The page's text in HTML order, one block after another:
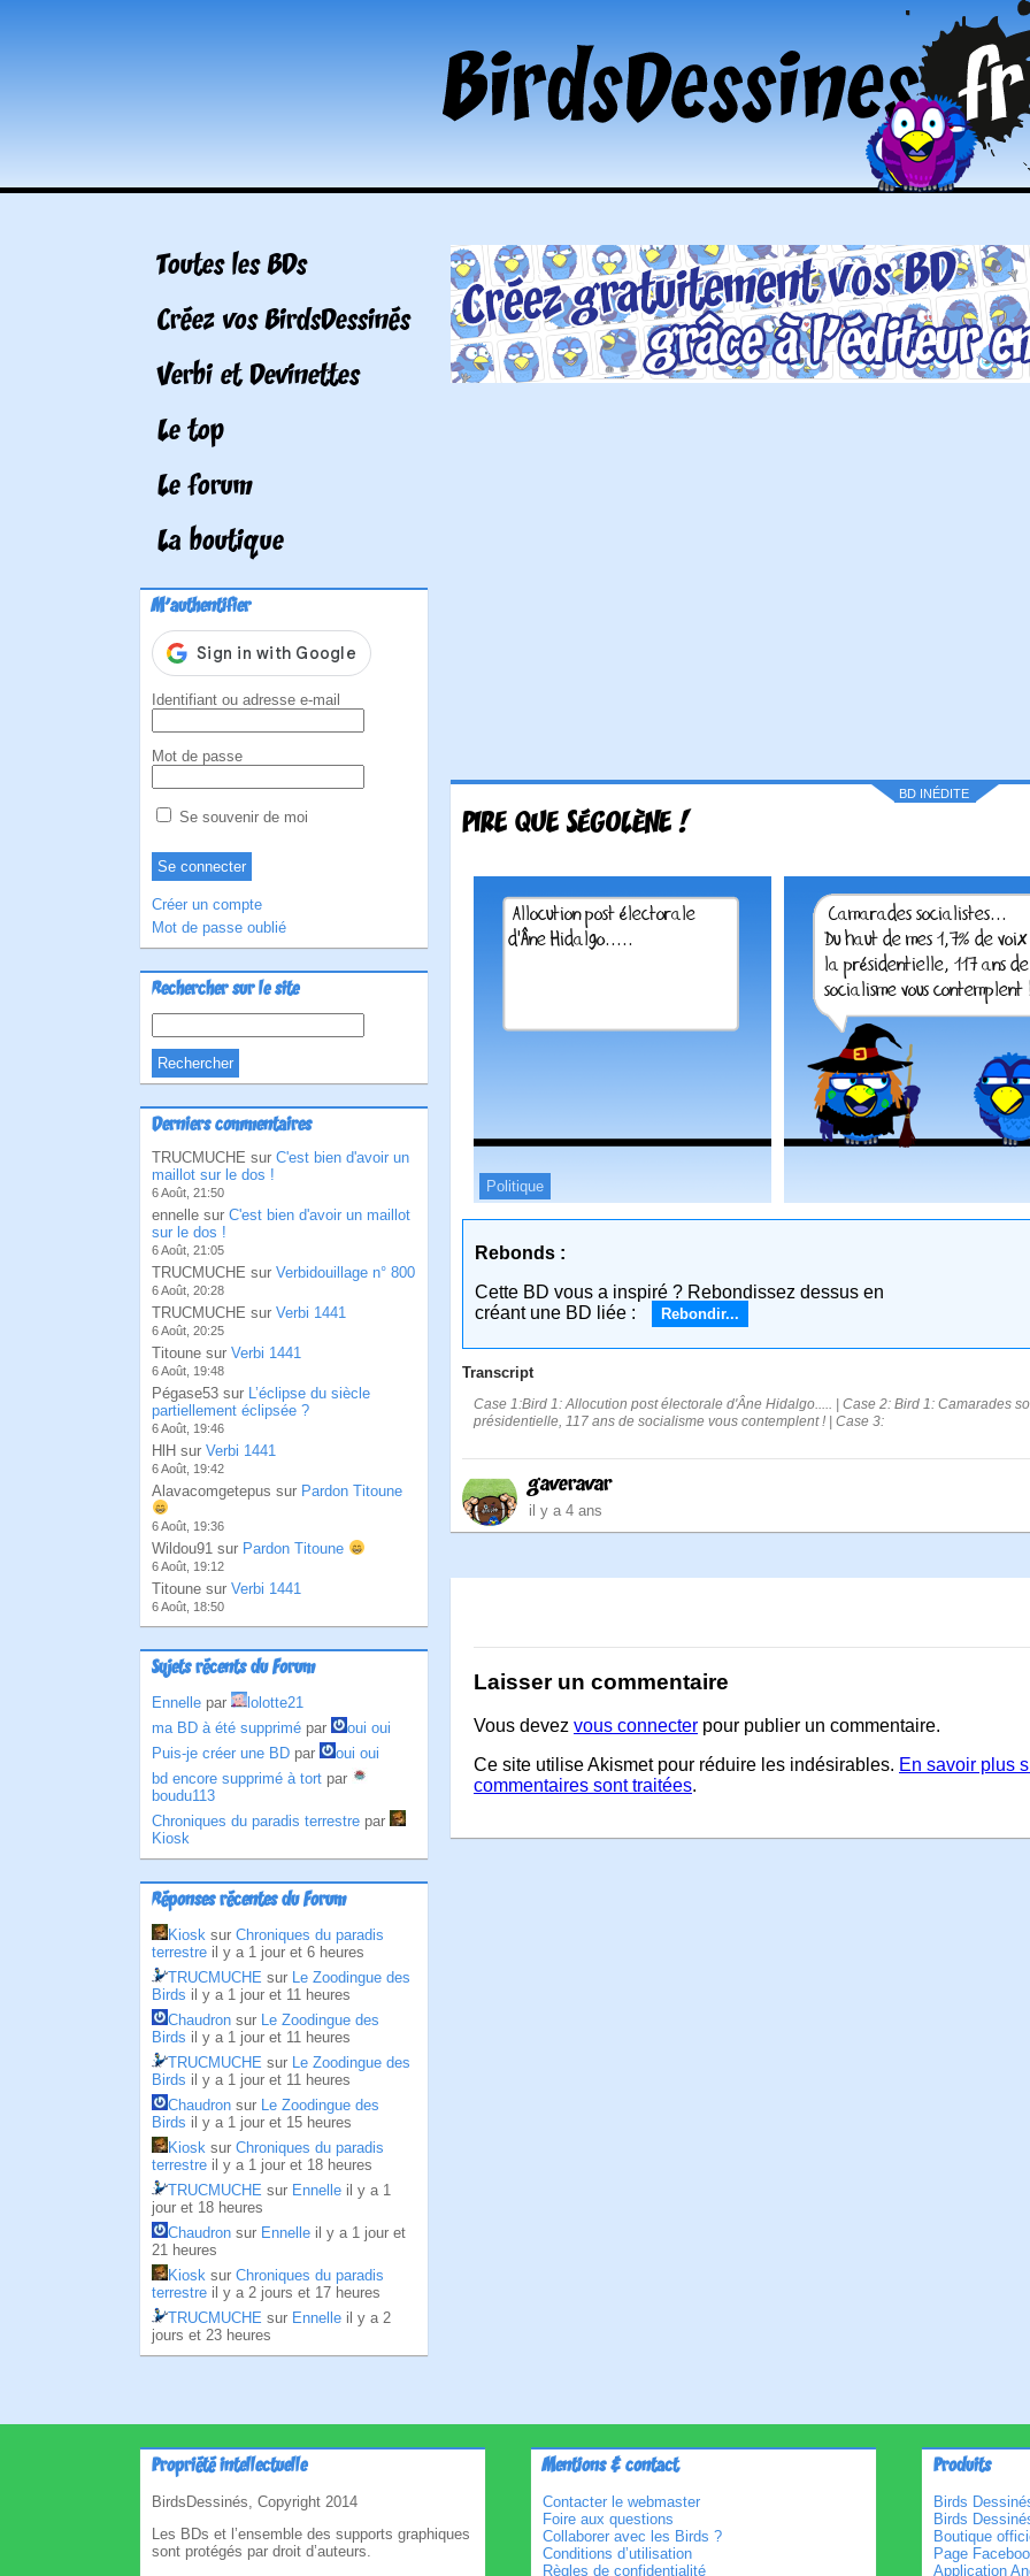
Toutes les BDs
Créez vos BirdsDessinés
Verbi et Devinettes
Le top
Le forum
La boutique
M'authentifier
Identifiant ou adresse e-mail
Mot de passe
Se souvenir de moi
Créer un compte
Mot de passe oublié
Rechercher sur le site
Derniers commentaires
TRUCMUCHE sur C'est bien d'avoir un
maillot sur le dos !
6 Août, 21:50
ennelle sur C'est bien d'avoir un maillot
sur le dos !
6 Août, 21:05
TRUCMUCHE sur Verbidouillage n° 800
6 Août, 20:28
TRUCMUCHE sur Verbi 1441
6 Août, 20:25
Titoune sur Verbi 1441
6 Août, 19:48
Pégase53 sur L’éclipse du siècle
partiellement éclipsée ?
6 Août, 19:46
HlH sur Verbi 1441
6 Août, 19:42
Alavacomgetepus sur Pardon Titoune
6 Août, 19:36
Wildou91 sur Pardon Titoune
6 Août, 19:12
Titoune sur Verbi 1441
6 Août, 18:50
Sujets récents du Forum
Ennelle par
lolotte21
ma BD à été supprimé par
oui oui
Puis-je créer une BD par
oui oui
bd encore supprimé à tort par
boudu113
Chroniques du paradis terrestre par
Kiosk
Réponses récentes du Forum
Kiosk sur Chroniques du paradis
terrestre il y a 1 jour et 6 heures
TRUCMUCHE sur Le Zoodingue des
Birds il y a 1 jour et 11 heures
Chaudron sur Le Zoodingue des
Birds il y a 1 jour et 11 heures
TRUCMUCHE sur Le Zoodingue des
Birds il y a 1 jour et 11 heures
Chaudron sur Le Zoodingue des
Birds il y a 1 jour et 15 heures
Kiosk sur Chroniques du paradis
terrestre il y a 1 jour et 18 heures
TRUCMUCHE sur Ennelle il y a 1
jour et 18 heures
Chaudron sur Ennelle il y a 1 jour et
21 heures
Kiosk sur Chroniques du paradis
terrestre il y a 2 jours et 17 heures
TRUCMUCHE sur Ennelle il y a 2
jours et 23 heures
BD INÉDITE
PIRE QUE SÉGOLÈNE !
Politique
Rebonds :
Cette BD vous a inspiré ? Rebondissez dessus en
créant une BD liée :
Rebondir...
Transcript
Case 1:Bird 1: Allocution post électorale d'Âne Hidalgo..... | Case 2: Bird 1: Camarades
présidentielle, 117 ans de socialisme vous contemplent ! | Case 3:
gaveravar
il y a 4 ans
Laisser un commentaire
Vous devez vous connecter pour publier un commentaire.
Ce site utilise Akismet pour réduire les indésirables. En savoir plus
commentaires sont traitées.
Propriété intellectuelle
BirdsDessinés, Copyright 2014
Les BDs et l’ensemble des supports graphiques
sont protégés par droit d’auteurs.
Mentions & contact
Contacter le webmaster
Foire aux questions
Collaborer avec les Birds ?
Conditions d’utilisation
Règles de confidentialité
Produits
Birds
Birds
Boutique
Page
Application